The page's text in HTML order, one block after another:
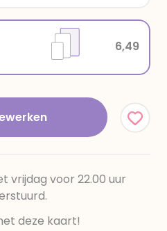
6,49
vrijdag voor 22.00 uur
deze kaart!